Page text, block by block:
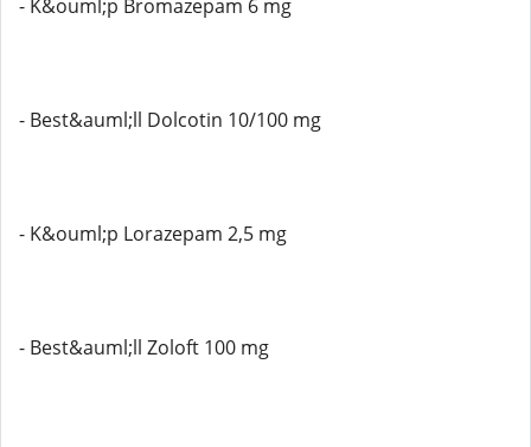
- K&ouml;p Bromazepam 6 mg
- Best&auml;ll Dolcotin 10/100 mg
- K&ouml;p Lorazepam 2,5 mg
- Best&auml;ll Zoloft 100 mg